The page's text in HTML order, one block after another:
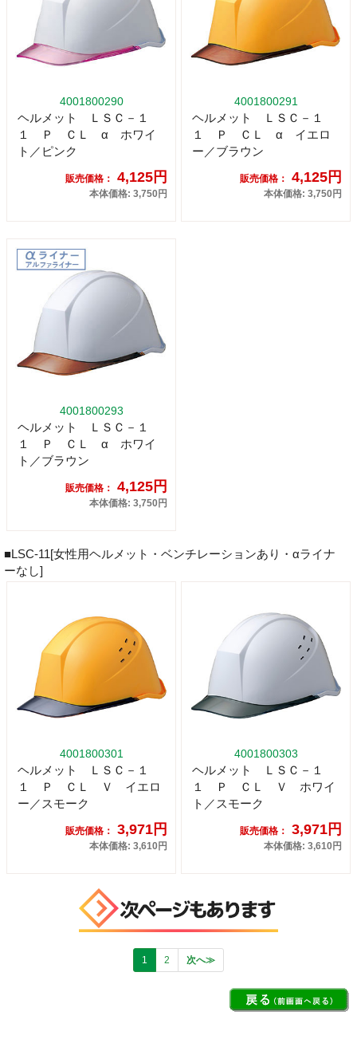
4001800290
ヘルメット ＬＳＣ－１
１ Ｐ ＣＬ α ホワイ
ト／ピンク
販売価格： 4,125円
本体価格: 3,750円
4001800291
ヘルメット ＬＳＣ－１
１ Ｐ ＣＬ α イエロ
ー／ブラウン
販売価格： 4,125円
本体価格: 3,750円
4001800293
ヘルメット ＬＳＣ－１
１ Ｐ ＣＬ α ホワイ
ト／ブラウン
販売価格： 4,125円
本体価格: 3,750円
■LSC-11[女性用ヘルメット・ベンチレーションあり・αライナ
ーなし]
4001800301
ヘルメット ＬＳＣ－１
１ Ｐ ＣＬ Ｖ イエロ
ー／スモーク
販売価格： 3,971円
本体価格: 3,610円
4001800303
ヘルメット ＬＳＣ－１
１ Ｐ ＣＬ Ｖ ホワイ
ト／スモーク
販売価格： 3,971円
本体価格: 3,610円
1 2 次へ≫